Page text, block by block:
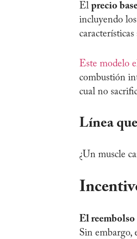
El precio
incluyendo
Este modelo
combustión
cual no
Línea
¿Un muscle
El reembolso
Sin embargo,